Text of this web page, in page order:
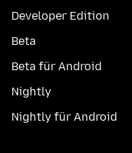
Developer Edition
Beta
Beta für Android
Nightly
Nightly für Android